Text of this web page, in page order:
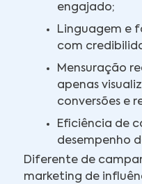
engajado;
Linguagem e
com
Mensuração
apenas
conversões e
Eficiência de
desempenho
Diferente de
marketing de